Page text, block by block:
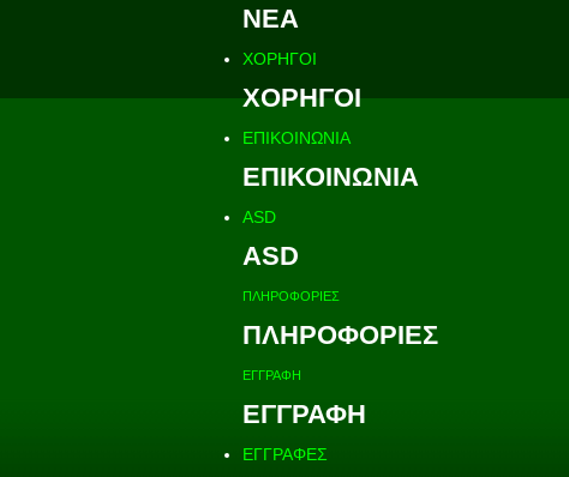
ΝΕΑ
ΧΟΡΗΓΟΙ
ΧΟΡΗΓΟΙ
ΕΠΙΚΟΙΝΩΝΙΑ
ΕΠΙΚΟΙΝΩΝΙΑ
ASD
ASD
ΠΛΗΡΟΦΟΡΙΕΣ
ΠΛΗΡΟΦΟΡΙΕΣ
ΕΓΓΡΑΦΗ
ΕΓΓΡΑΦΗ
ΕΓΓΡΑΦΕΣ